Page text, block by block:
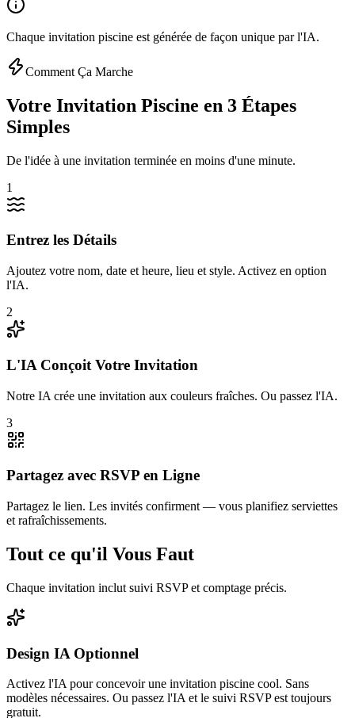
Chaque invitation piscine est générée de façon unique par l'IA.
Comment Ça Marche
Votre Invitation Piscine en 3 Étapes
Simples
De l'idée à une invitation terminée en moins d'une minute.
1
Entrez les Détails
Ajoutez votre nom, date et heure, lieu et style. Activez en option
l'IA.
2
L'IA Conçoit Votre Invitation
Notre IA crée une invitation aux couleurs fraîches. Ou passez l'IA.
3
Partagez avec RSVP en Ligne
Partagez le lien. Les invités confirment — vous planifiez serviettes
et rafraîchissements.
Tout ce qu'il Vous Faut
Chaque invitation inclut suivi RSVP et comptage précis.
Design IA Optionnel
Activez l'IA pour concevoir une invitation piscine cool. Sans
modèles nécessaires. Ou passez l'IA et le suivi RSVP est toujours
gratuit.